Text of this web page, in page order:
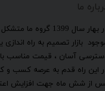
ما
​در بهار سال 1399
بازار تصمیم به راه
آسان ، قیمت مناسب با
این راه قدم به عرصه کسب و
از شش ماه جهت افزایش